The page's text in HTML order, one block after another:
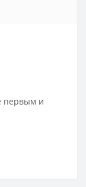
первым и